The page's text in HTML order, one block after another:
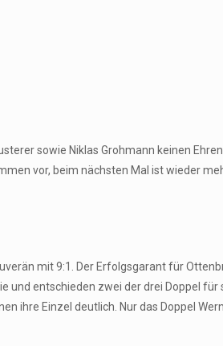
sowie Niklas Grohmann keinen
vor, beim nächsten Mal ist wieder
mit 9:1. Der Erfolgsgarant für
und entschieden zwei der drei Doppel
ihre Einzel deutlich. Nur das Doppel